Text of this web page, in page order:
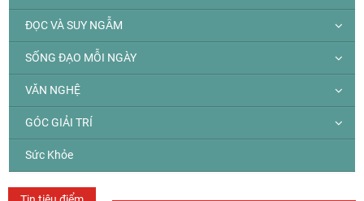
ĐỌC VÀ SUY NGẪM
SỐNG ĐẠO MỖI NGÀY
VĂN NGHỆ
GÓC GIẢI TRÍ
Sức Khỏe